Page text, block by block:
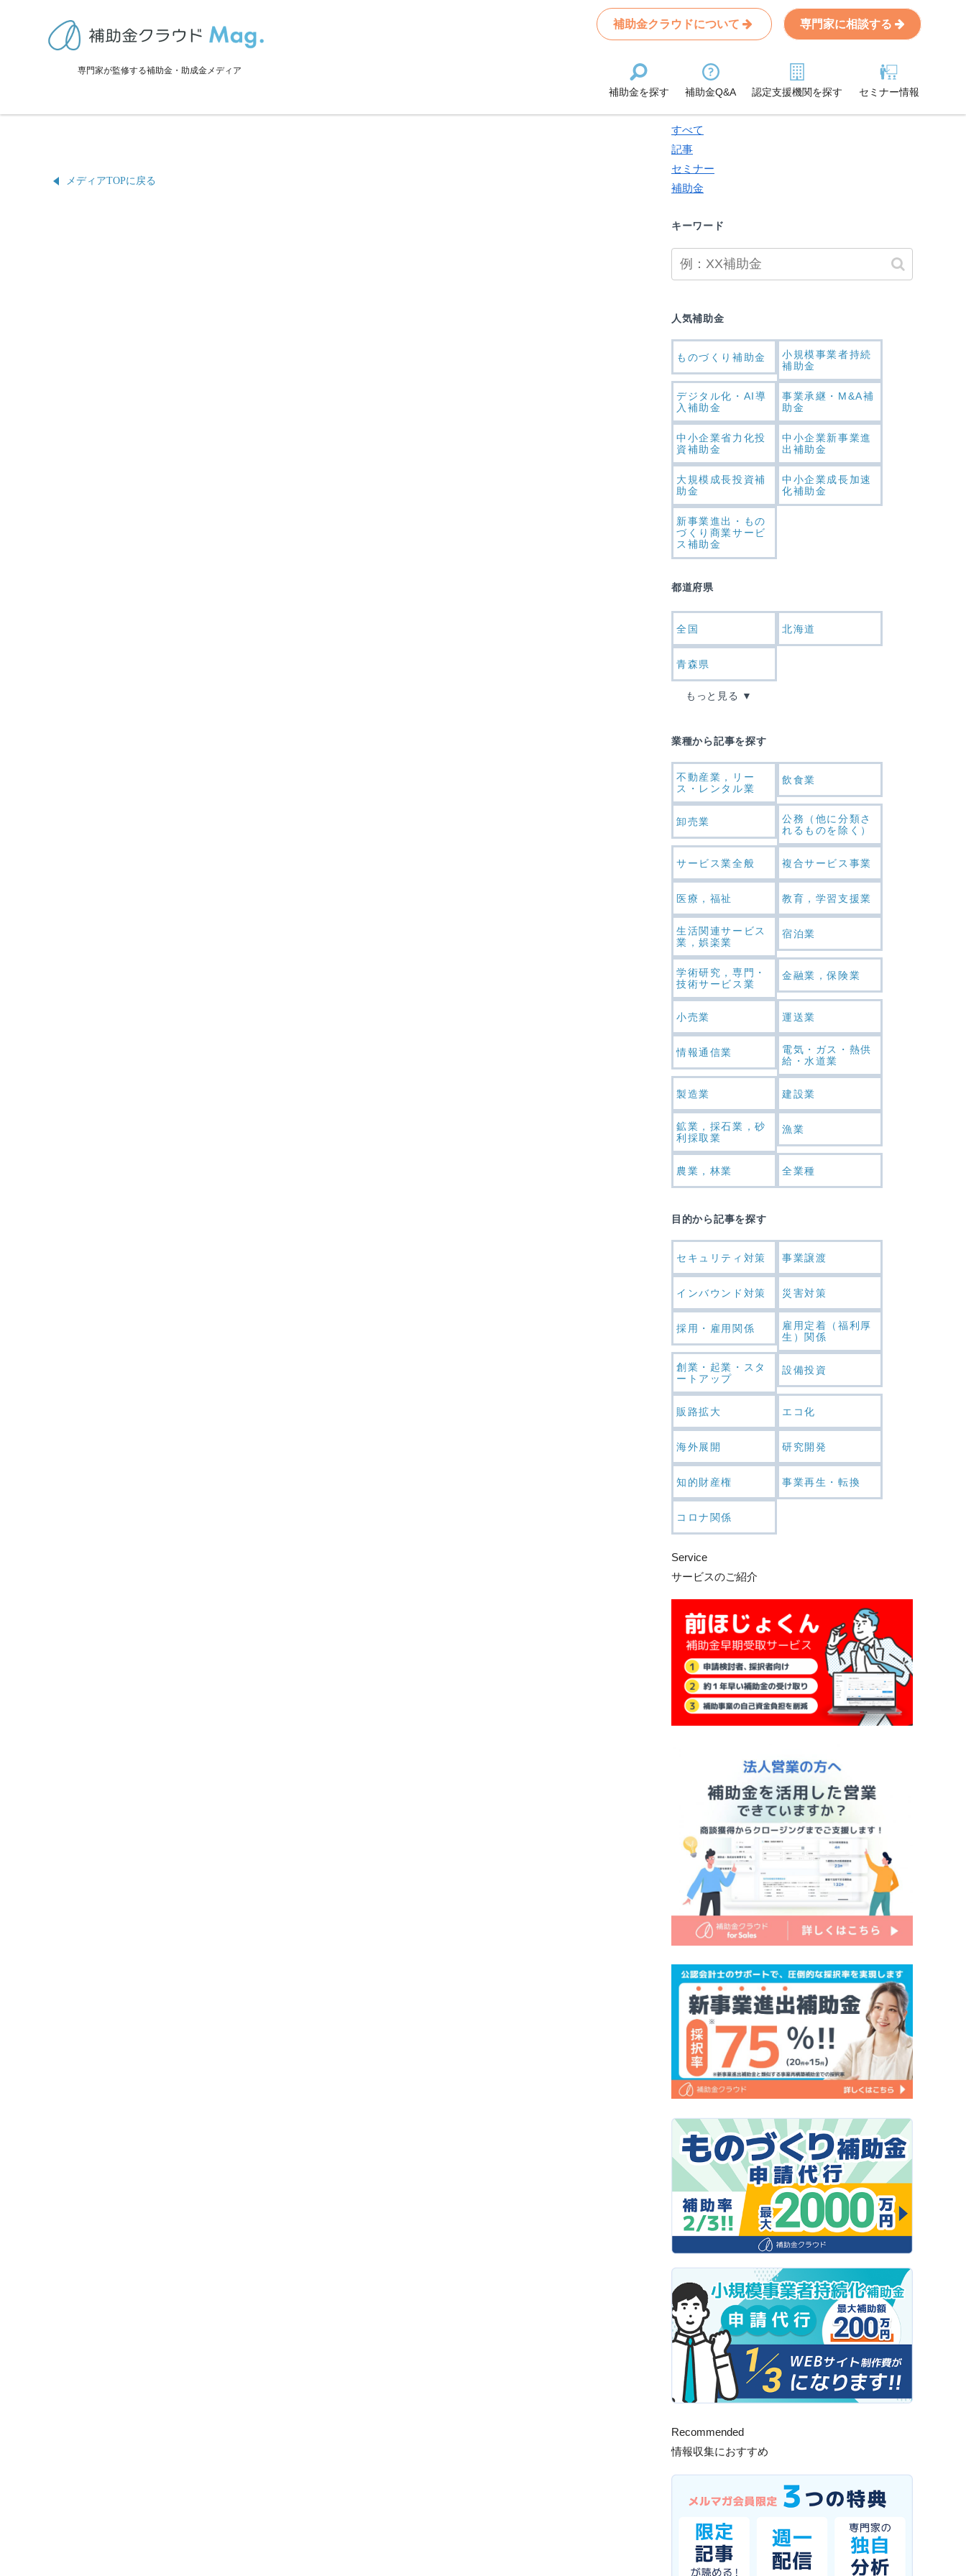
専門家が監修する補助金・助成金メディア
補助金クラウドについて 専門家に相談する
補助金を探す 補助金Q&A 認定支援機関を探す セミナー情報
すさみ町の補助金・助成金・支援金の一覧
NOT FOUND
メディアTOPに戻る
Search
検索対象
すべて
記事
セミナー
補助金
キーワード
人気補助金
ものづくり補助金
小規模事業者持続
補助金
デジタル化・AI導
入補助金
事業承継・M&A補
助金
中小企業省力化投
資補助金
中小企業新事業進
出補助金
大規模成長投資補
助金
中小企業成長加速
化補助金
新事業進出・もの
づくり商業サービ
ス補助金
都道府県
全国 北海道
青森県
もっと見る
業種から記事を探す
不動産業，リー
ス・レンタル業
飲食業
卸売業
公務（他に分類さ
れるものを除く）
サービス業全般 複合サービス事業
医療，福祉 教育，学習支援業
生活関連サービス
業，娯楽業
宿泊業
学術研究，専門・
技術サービス業
金融業，保険業
小売業 運送業
情報通信業
電気・ガス・熱供
給・水道業
製造業 建設業
鉱業，採石業，砂
利採取業
漁業
農業，林業 全業種
目的から記事を探す
セキュリティ対策 事業譲渡
インバウンド対策 災害対策
採用・雇用関係
雇用定着（福利厚
生）関係
創業・起業・スタ
ートアップ
設備投資
販路拡大 エコ化
海外展開 研究開発
知的財産権 事業再生・転換
コロナ関係
Service
サービスのご紹介
Recommended
情報収集におすすめ